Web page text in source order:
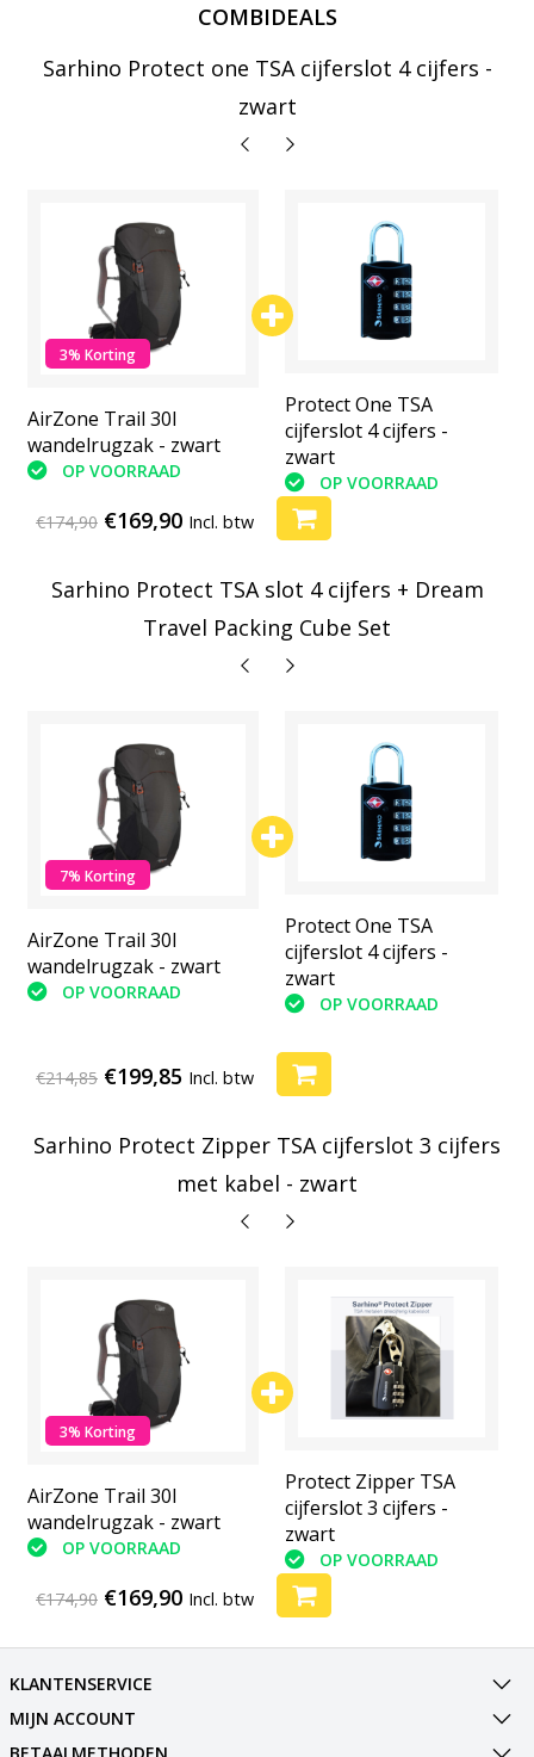
COMBIDEALS
Sarhino Protect one TSA cijferslot 4 cijfers -
zwart
3% Korting
AirZone Trail 30l
wandelrugzak - zwart
OP VOORRAAD
cijferslot 4 cijfers -
zwart
OP VOORRAAD
Protect One TSA
cijferslot 4 cijfers -
zwart
OP VOORRAAD
€174,90 €169,90 Incl. btw
Sarhino Protect TSA slot 4 cijfers + Dream
Travel Packing Cube Set
7% Korting
AirZone Trail 30l
wandelrugzak - zwart
OP VOORRAAD
complete set
OP VOORRAAD
Protect One TSA
cijferslot 4 cijfers -
zwart
OP VOORRAAD
€214,85 €199,85 Incl. btw
Sarhino Protect Zipper TSA cijferslot 3 cijfers
met kabel - zwart
3% Korting
AirZone Trail 30l
wandelrugzak - zwart
OP VOORRAAD
cijferslot 3 cijfers -
zwart
OP VOORRAAD
Protect Zipper TSA
cijferslot 3 cijfers -
zwart
OP VOORRAAD
€174,90 €169,90 Incl. btw
KLANTENSERVICE
MIJN ACCOUNT